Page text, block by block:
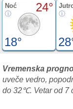
Noć 24°
18°
Vremenska
uveče vedro,
do 32℃. Vetar od 7